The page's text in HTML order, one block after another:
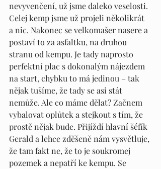
nevyvenčení, už jsme daleko veselosti.
Celej kemp jsme už projeli několikrát
a nic. Nakonec se velkomašer nasere a
postaví to za asfaltku, na druhou
stranu od kempu. Je tady naprosto
perfektní plac s dokonalým nájezdem
na start, chybku to má jedinou – tak
nějak tušíme, že tady se asi stát
nemůže. Ale co máme dělat? Začnem
vybalovat oplůtek a stejkout s tím, že
prostě nějak bude. Přijíždí hlavní šéfík
Gerald a lehce zděšeně nám vysvětluje,
že tam fakt ne, že to je soukromej
pozemek a nepatří ke kempu. Se